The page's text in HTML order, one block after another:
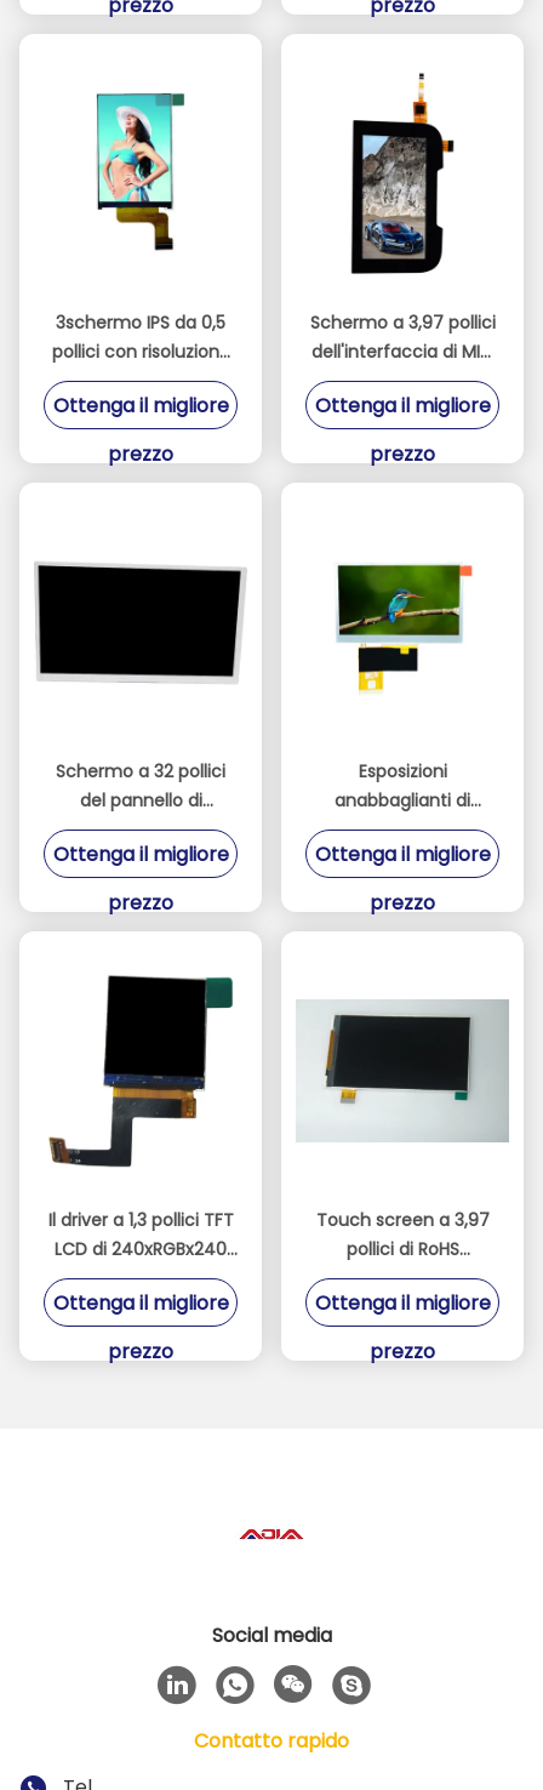
prezzo prezzo
3schermo IPS da 0,5
pollici con risoluzione
ad alta definizione di
320 * 480 interfaccia
visualizzazione di
Ottenga il migliore
prezzo
Schermo a 3,97 pollici
dell'interfaccia di MIPI
delle esposizioni 480 *
800 di IPS TFT LCD
Ottenga il migliore
prezzo
Schermo a 32 pollici
del pannello di
risoluzione dei moduli
2K di TFT LCD
Ottenga il migliore
prezzo
Esposizioni
anabbaglianti di
480*272 TFT LCD per
la console del gioco o
Ottenga il migliore
prezzo
Il driver a 1,3 pollici TFT
LCD di 240xRGBx240
ST7789V visualizza
Ottenga il migliore
prezzo
Touch screen a 3,97
pollici di RoHS
480X800 Mipi Dsi con
bianco 8 LED
Ottenga il migliore
prezzo
Social media
Contatto rapido